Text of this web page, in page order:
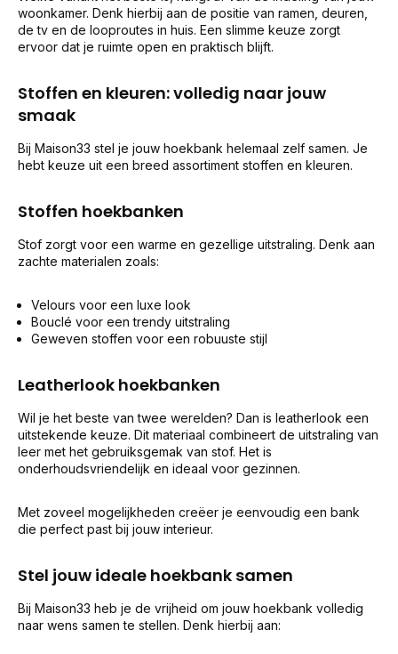
woonkamer. Denk hierbij aan de positie van ramen, deuren,
de tv en de looproutes in huis. Een slimme keuze zorgt
ervoor dat je ruimte open en praktisch blijft.
Stoffen en kleuren: volledig naar jouw
smaak
Bij Maison33 stel je jouw hoekbank helemaal zelf samen. Je
hebt keuze uit een breed assortiment stoffen en kleuren.
Stoffen hoekbanken
Stof zorgt voor een warme en gezellige uitstraling. Denk aan
zachte materialen zoals:
Velours voor een luxe look
Bouclé voor een trendy uitstraling
Geweven stoffen voor een robuuste stijl
Leatherlook hoekbanken
Wil je het beste van twee werelden? Dan is leatherlook een
uitstekende keuze. Dit materiaal combineert de uitstraling van
leer met het gebruiksgemak van stof. Het is
onderhoudsvriendelijk en ideaal voor gezinnen.
Met zoveel mogelijkheden creëer je eenvoudig een bank
die perfect past bij jouw interieur.
Stel jouw ideale hoekbank samen
Bij Maison33 heb je de vrijheid om jouw hoekbank volledig
naar wens samen te stellen. Denk hierbij aan: